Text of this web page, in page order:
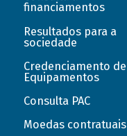
financiamentos
Resultados para a
sociedade
Credenciamento de
Equipamentos
Consulta PAC
Moedas contratuais